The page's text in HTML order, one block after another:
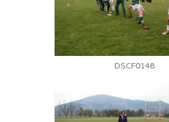
DSCF0148